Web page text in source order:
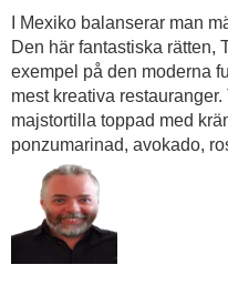
I Mexiko balanserar man
Den här fantastiska rätten,
exempel på den moderna
mest kreativa
majstortilla toppad med
ponzumarinad, avokado,